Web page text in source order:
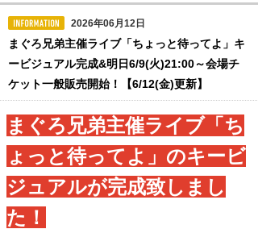
2026年06月12日
まぐろ兄弟主催ライブ「ちょっと待ってよ」キ
ービジュアル完成&明日6/9(火)21:00～会場チ
ケット一般販売開始！【6/12(金)更新】
まぐろ兄弟主催ライブ「ち
ょっと待ってよ」のキービ
ジュアルが完成致しまし
た！